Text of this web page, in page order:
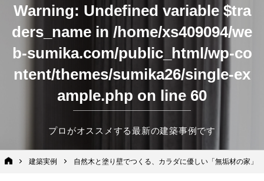
Warning: Undefined variable $tra
ders_name in /home/xs409094/we
b-sumika.com/public_html/wp-co
ntent/themes/sumika26/single-ex
ample.php on line 60
プロがオススメする最新の建築事例です
建築実例 自然木と塗り壁でつくる、カラダに優しい「無垢材の家」